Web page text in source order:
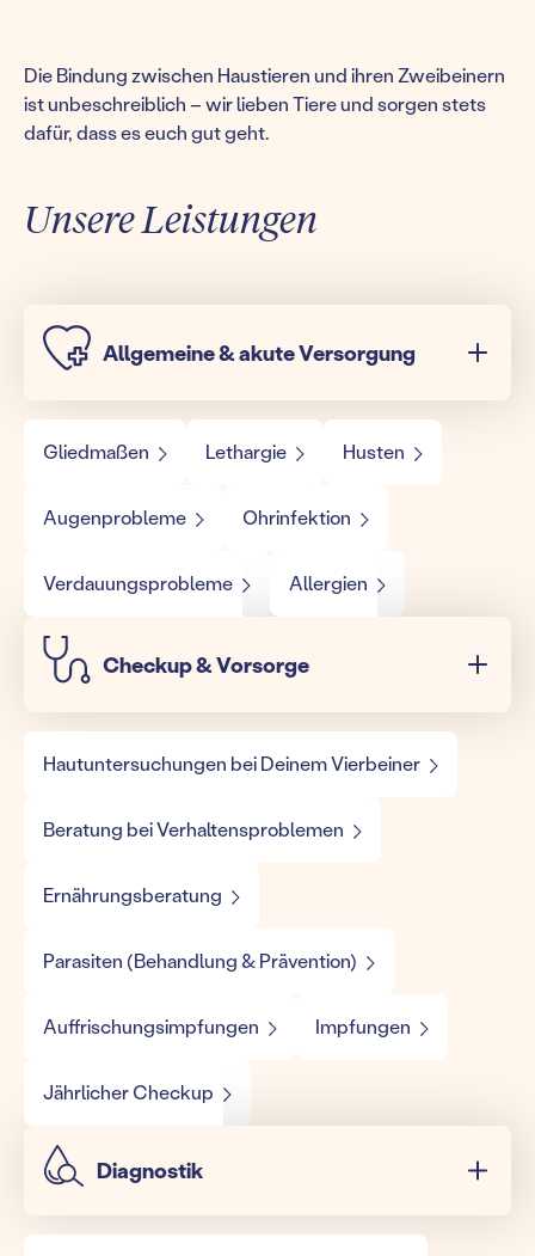
Die Bindung zwischen Haustieren und ihren Zweibeinern
ist unbeschreiblich – wir lieben Tiere und sorgen stets
dafür, dass es euch gut geht.
Unsere Leistungen
Allgemeine & akute Versorgung
Gliedmaßen Lethargie Husten
Augenprobleme Ohrinfektion
Verdauungsprobleme Allergien
Checkup & Vorsorge
Hautuntersuchungen bei Deinem Vierbeiner
Beratung bei Verhaltensproblemen
Ernährungsberatung
Parasiten (Behandlung & Prävention)
Auffrischungsimpfungen Impfungen
Jährlicher Checkup
Diagnostik